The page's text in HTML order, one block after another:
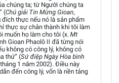
chúng ta; từ Người chúng ta
(Chú giải Tin Mừng Gioan,
đích thực nếu nó là sản phẩm
thực sự chân thành khi tôi làm
muốn họ làm cho tôi (x. Mt
Gioan Phaolô II đã từng nói
không có công lý, không có
thứ” (Sứ điệp Ngày Hòa bình
1 năm 2002). Điều này
đến công lý, vốn là nền tảng